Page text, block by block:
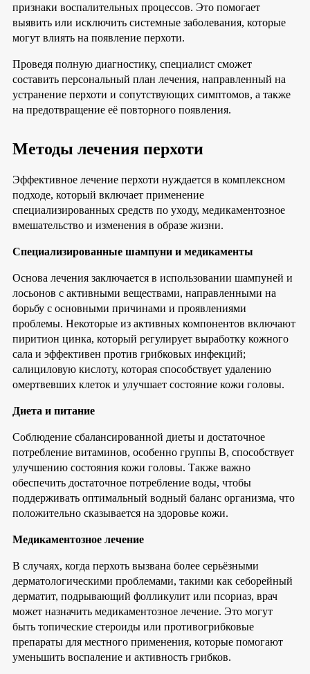
признаки воспалительных процессов. Это помогает
выявить или исключить системные заболевания, которые
могут влиять на появление перхоти.
Проведя полную диагностику, специалист сможет
составить персональный план лечения, направленный на
устранение перхоти и сопутствующих симптомов, а также
на предотвращение её повторного появления.
Методы лечения перхоти
Эффективное лечение перхоти нуждается в комплексном
подходе, который включает применение
специализированных средств по уходу, медикаментозное
вмешательство и изменения в образе жизни.
Специализированные шампуни и медикаменты
Основа лечения заключается в использовании шампуней и
лосьонов с активными веществами, направленными на
борьбу с основными причинами и проявлениями
проблемы. Некоторые из активных компонентов включают
пиритион цинка, который регулирует выработку кожного
сала и эффективен против грибковых инфекций;
салициловую кислоту, которая способствует удалению
омертвевших клеток и улучшает состояние кожи головы.
Диета и питание
Соблюдение сбалансированной диеты и достаточное
потребление витаминов, особенно группы B, способствует
улучшению состояния кожи головы. Также важно
обеспечить достаточное потребление воды, чтобы
поддерживать оптимальный водный баланс организма, что
положительно сказывается на здоровье кожи.
Медикаментозное лечение
В случаях, когда перхоть вызвана более серьёзными
дерматологическими проблемами, такими как себорейный
дерматит, подрывающий фолликулит или псориаз, врач
может назначить медикаментозное лечение. Это могут
быть топические стероиды или противогрибковые
препараты для местного применения, которые помогают
уменьшить воспаление и активность грибков.